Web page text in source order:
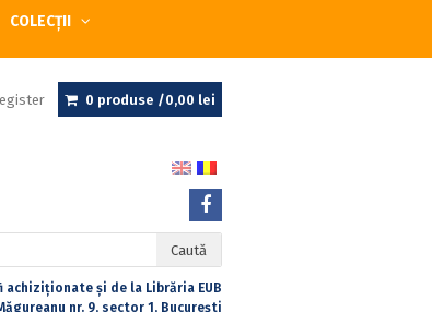
COLECȚII
0 produse /0,00 lei
Caută
achiziționate și de la Librăria EUB
nr. 9, sector 1, București